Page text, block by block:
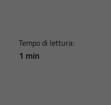
Tempo di lettura:
1 min